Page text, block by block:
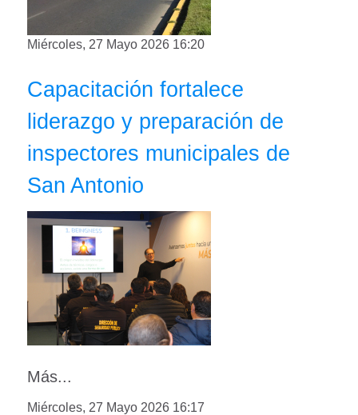
Miércoles, 27 Mayo 2026 16:20
Capacitación fortalece
liderazgo y preparación de
inspectores municipales de
San Antonio
Más...
Miércoles, 27 Mayo 2026 16:17